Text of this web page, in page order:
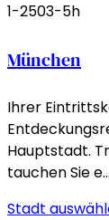
1-2503-5h
München
Ihrer
Hauptstadt.
tauchen Sie e…
Stadt